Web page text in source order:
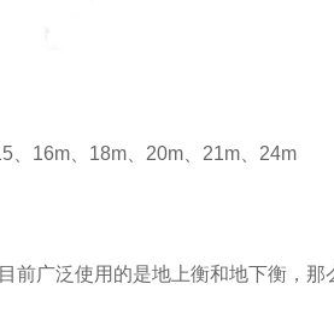
、16m、18m、20m、21m、24m
前广泛使用的是地上衡和地下衡，